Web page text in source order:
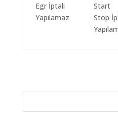
Egr İptali
Yapılamaz
Start
Stop